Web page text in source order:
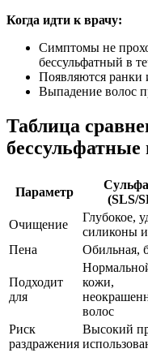
Когда идти к врачу:
Симптомы не
бессульфатный в
Появляются ранки
Выпадение волос
Таблица
Параметр
(SLS/
Очищение
Глубокое,
силиконы
Пена
Обильная,
Подходит
для
кожи,
волос
Риск
раздражения
Высокий